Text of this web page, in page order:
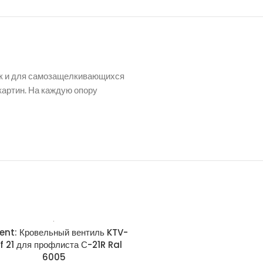
и для самозащелкивающихся
На каждую опору
Кровельный вентиль KTV-
21 для профлиста С-21R Ral
6005